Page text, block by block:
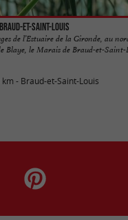
et-Saint-Louis
de l’Estuaire de la Gironde, au
Blaye, le Marais de Braud-et-Saint-
km - Braud-et-Saint-Louis